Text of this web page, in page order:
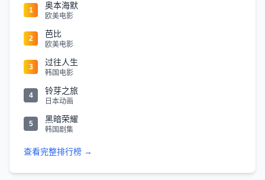
1 奥本海默
欧美电影
2 芭比
欧美电影
3 过往人生
韩国电影
4 铃芽之旅
日本动画
5 黑暗荣耀
韩国剧集
查看完整排行榜 →